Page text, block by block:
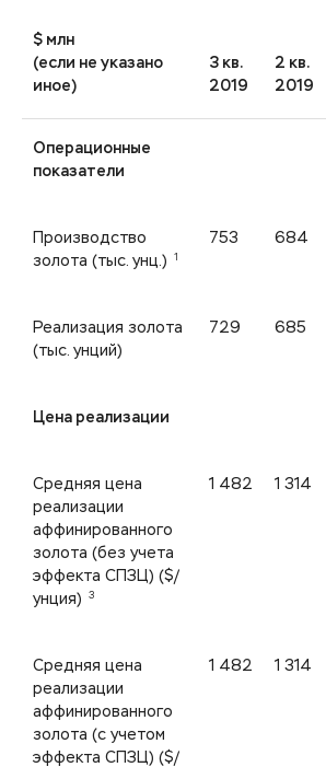
$ млн
(если не указано
иное)
3 кв.
2019
2 кв.
2019
Операционные
показатели
Производство
золота (тыс. унц.)
1
753 684
Реализация золота
(тыс. унций)
729 685
Цена реализации
Средняя цена
реализации
аффинированного
золота (без учета
эффекта СПЗЦ) ($/
унция)
3
1 482 1 314
Средняя цена
реализации
аффинированного
золота (с учетом
эффекта СПЗЦ) ($/
1 482 1 314